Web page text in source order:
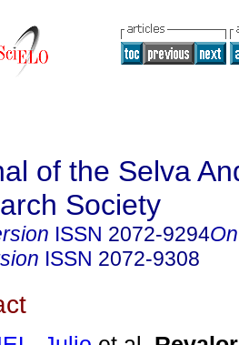
of the Selva
Society
ISSN 2072-9294
ISSN 2072-9308